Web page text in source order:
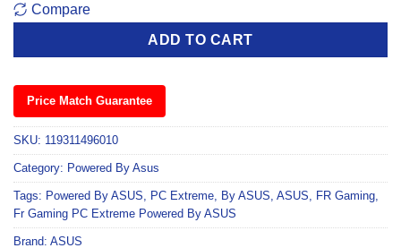
Compare
ADD TO CART
Price Match Guarantee
SKU: 119311496010
Category: Powered By Asus
Tags: Powered By ASUS PC Extreme By ASUS ASUS FR Gaming
Fr Gaming PC Extreme Powered By ASUS
Brand: ASUS